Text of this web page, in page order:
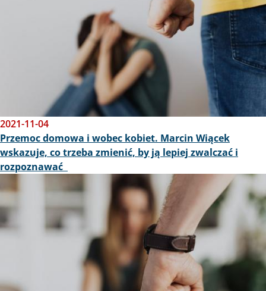
2021-11-04
Przemoc domowa i wobec kobiet. Marcin Wiącek
wskazuje, co trzeba zmienić, by ją lepiej zwalczać i
rozpoznawać